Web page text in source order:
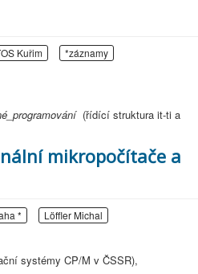
Kuřim
*záznamy
(řídící struktura it-ti a
mikropočítače a
* Löffler Michal
systémy CP/M v ČSSR),